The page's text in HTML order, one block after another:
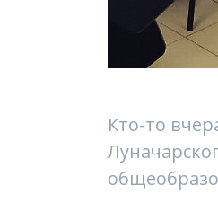
Кто-то